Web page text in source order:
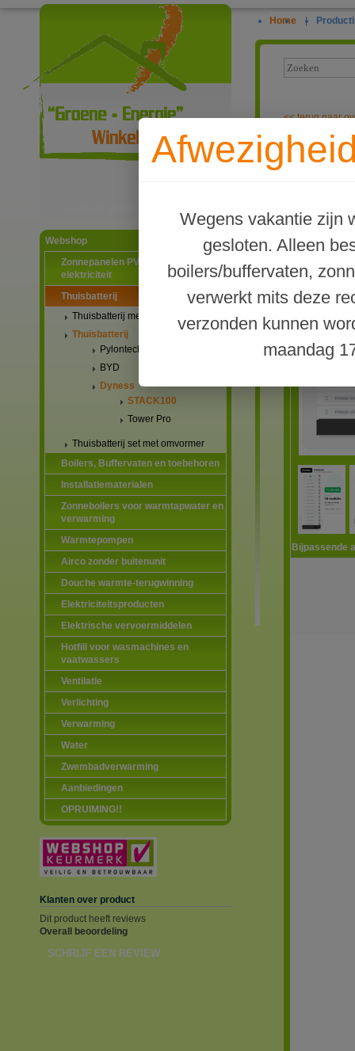
Webshop
Zonnepanelen PV-systemen
elektriciteit
Thuisbatterij
Thuisbatterij met stekker
Thuisbatterij
Pylontech
BYD
Dyness
STACK100
Tower Pro
Thuisbatterij set met omvormer
Boilers, Buffervaten en toebehoren
Installatiematerialen
Zonneboilers voor warmtapwater en
verwarming
Warmtepompen
Airco zonder buitenunit
Douche warmte-terugwinning
Elektriciteitsproducten
Elektrische vervoermiddelen
Hotfill voor wasmachines en
vaatwassers
Ventilatie
Verlichting
Verwarming
Water
Zwembadverwarming
Aanbiedingen
OPRUIMING!!
Klanten over product
Dit product heeft reviews
Overall beoordeling
SCHRIJF EEN REVIEW
Home |
Wegens vakantie zijn
gesloten. Alleen
boilers/buffervaten,
verwerkt mits deze
verzonden kunnen
maandag
<<terug naar
Dyness
Bijpassende